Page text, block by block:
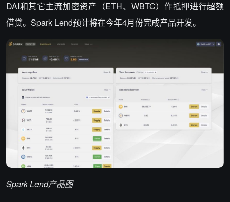
DAI和其它主流加密资产（ETH、WBTC）作抵押进行超额
借贷。Spark Lend预计将在今年4月份完成产品开发。
Spark Lend产品图